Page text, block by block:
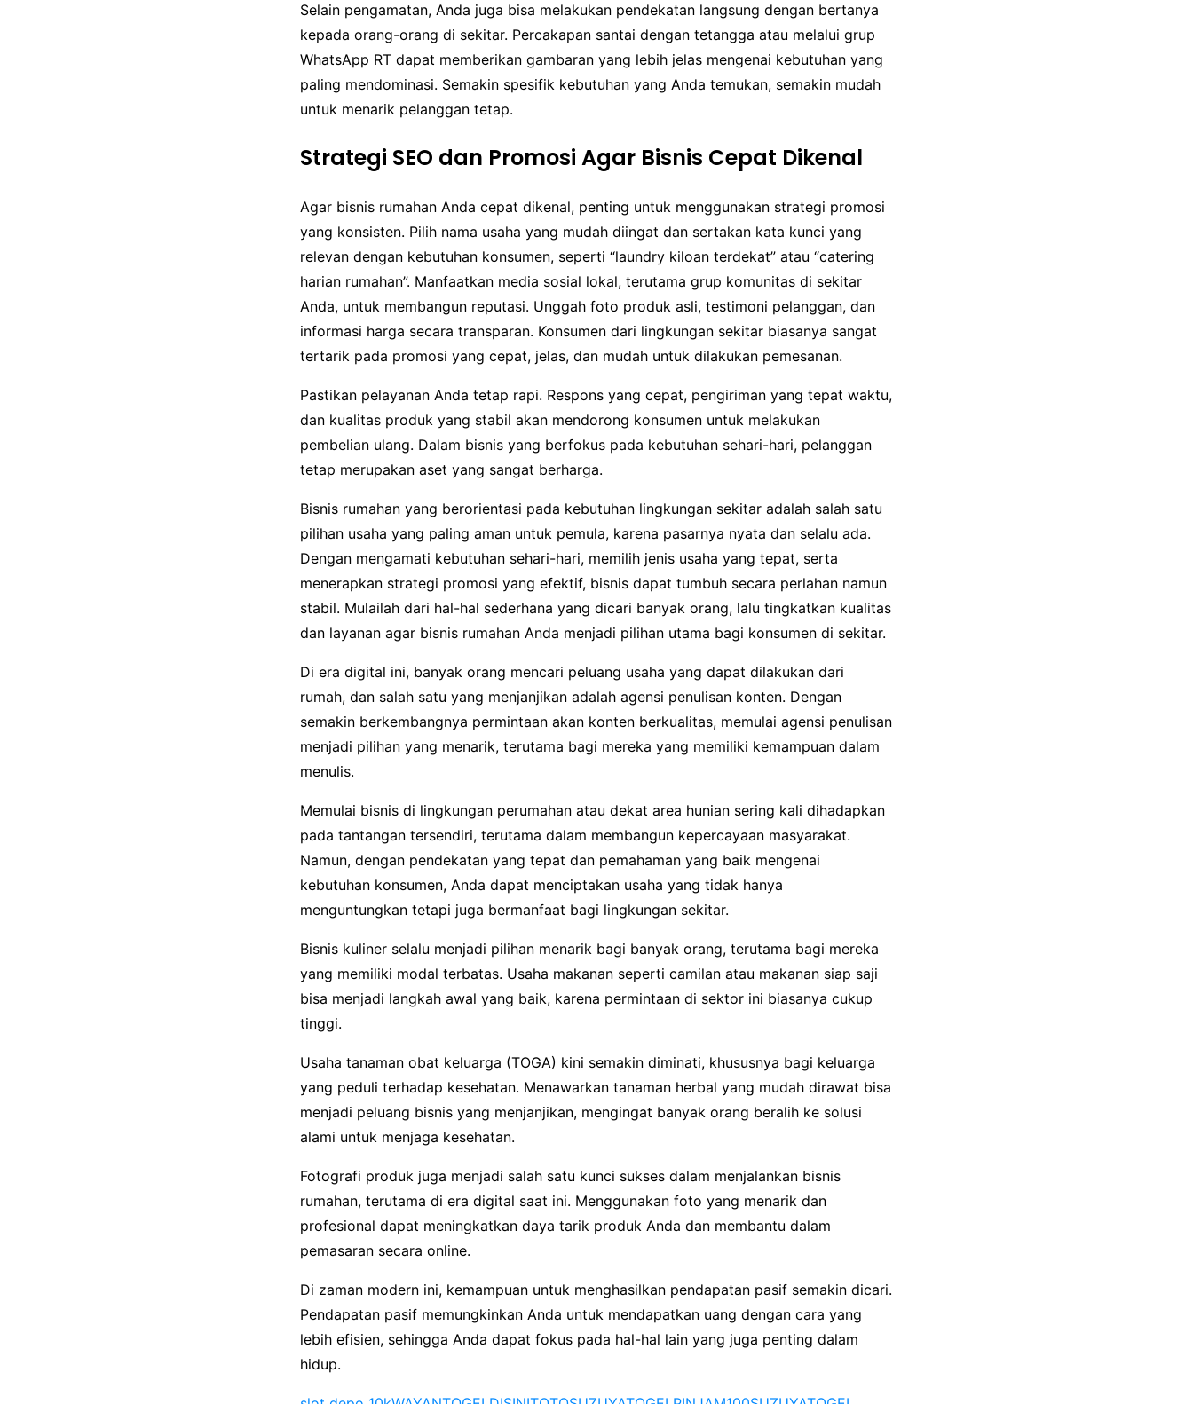
Selain pengamatan, Anda juga bisa melakukan pendekatan langsung dengan bertanya
kepada orang-orang di sekitar. Percakapan santai dengan tetangga atau melalui grup
WhatsApp RT dapat memberikan gambaran yang lebih jelas mengenai kebutuhan yang
paling mendominasi. Semakin spesifik kebutuhan yang Anda temukan, semakin mudah
untuk menarik pelanggan tetap.
Strategi SEO dan Promosi Agar Bisnis Cepat Dikenal
Agar bisnis rumahan Anda cepat dikenal, penting untuk menggunakan strategi promosi
yang konsisten. Pilih nama usaha yang mudah diingat dan sertakan kata kunci yang
relevan dengan kebutuhan konsumen, seperti “laundry kiloan terdekat” atau “catering
harian rumahan”. Manfaatkan media sosial lokal, terutama grup komunitas di sekitar
Anda, untuk membangun reputasi. Unggah foto produk asli, testimoni pelanggan, dan
informasi harga secara transparan. Konsumen dari lingkungan sekitar biasanya sangat
tertarik pada promosi yang cepat, jelas, dan mudah untuk dilakukan pemesanan.
Pastikan pelayanan Anda tetap rapi. Respons yang cepat, pengiriman yang tepat waktu,
dan kualitas produk yang stabil akan mendorong konsumen untuk melakukan
pembelian ulang. Dalam bisnis yang berfokus pada kebutuhan sehari-hari, pelanggan
tetap merupakan aset yang sangat berharga.
Bisnis rumahan yang berorientasi pada kebutuhan lingkungan sekitar adalah salah satu
pilihan usaha yang paling aman untuk pemula, karena pasarnya nyata dan selalu ada.
Dengan mengamati kebutuhan sehari-hari, memilih jenis usaha yang tepat, serta
menerapkan strategi promosi yang efektif, bisnis dapat tumbuh secara perlahan namun
stabil. Mulailah dari hal-hal sederhana yang dicari banyak orang, lalu tingkatkan kualitas
dan layanan agar bisnis rumahan Anda menjadi pilihan utama bagi konsumen di sekitar.
Di era digital ini, banyak orang mencari peluang usaha yang dapat dilakukan dari
rumah, dan salah satu yang menjanjikan adalah agensi penulisan konten. Dengan
semakin berkembangnya permintaan akan konten berkualitas, memulai agensi penulisan
menjadi pilihan yang menarik, terutama bagi mereka yang memiliki kemampuan dalam
menulis.
Memulai bisnis di lingkungan perumahan atau dekat area hunian sering kali dihadapkan
pada tantangan tersendiri, terutama dalam membangun kepercayaan masyarakat.
Namun, dengan pendekatan yang tepat dan pemahaman yang baik mengenai
kebutuhan konsumen, Anda dapat menciptakan usaha yang tidak hanya
menguntungkan tetapi juga bermanfaat bagi lingkungan sekitar.
Bisnis kuliner selalu menjadi pilihan menarik bagi banyak orang, terutama bagi mereka
yang memiliki modal terbatas. Usaha makanan seperti camilan atau makanan siap saji
bisa menjadi langkah awal yang baik, karena permintaan di sektor ini biasanya cukup
tinggi.
Usaha tanaman obat keluarga (TOGA) kini semakin diminati, khususnya bagi keluarga
yang peduli terhadap kesehatan. Menawarkan tanaman herbal yang mudah dirawat bisa
menjadi peluang bisnis yang menjanjikan, mengingat banyak orang beralih ke solusi
alami untuk menjaga kesehatan.
Fotografi produk juga menjadi salah satu kunci sukses dalam menjalankan bisnis
rumahan, terutama di era digital saat ini. Menggunakan foto yang menarik dan
profesional dapat meningkatkan daya tarik produk Anda dan membantu dalam
pemasaran secara online.
Di zaman modern ini, kemampuan untuk menghasilkan pendapatan pasif semakin dicari.
Pendapatan pasif memungkinkan Anda untuk mendapatkan uang dengan cara yang
lebih efisien, sehingga Anda dapat fokus pada hal-hal lain yang juga penting dalam
hidup.